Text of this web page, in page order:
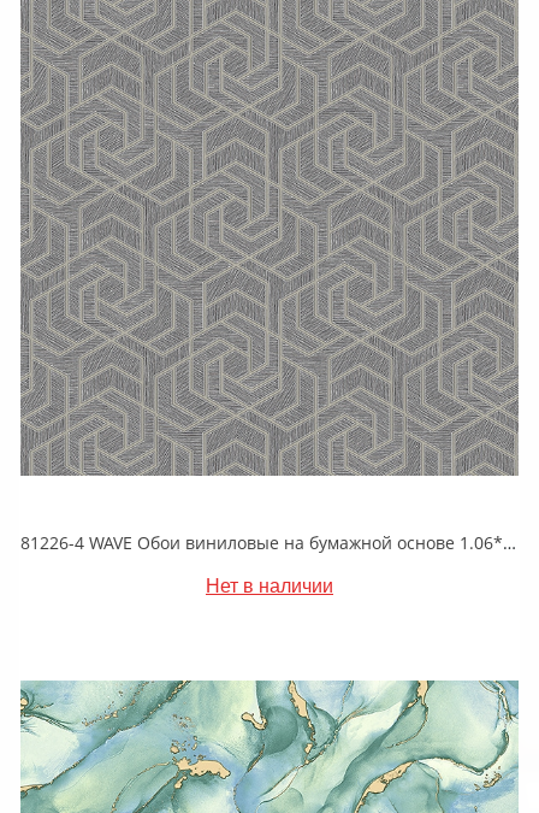
81226-4 WAVE Обои виниловые на бумажной основе 1.06*15.5
Нет в наличии